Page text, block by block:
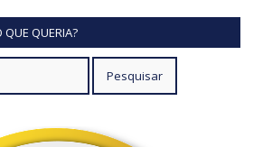
QUE QUERIA?